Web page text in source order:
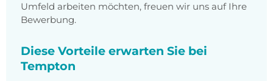
Umfeld arbeiten möchten, freuen wir uns auf Ihre
Bewerbung.
Diese Vorteile erwarten Sie bei
Tempton